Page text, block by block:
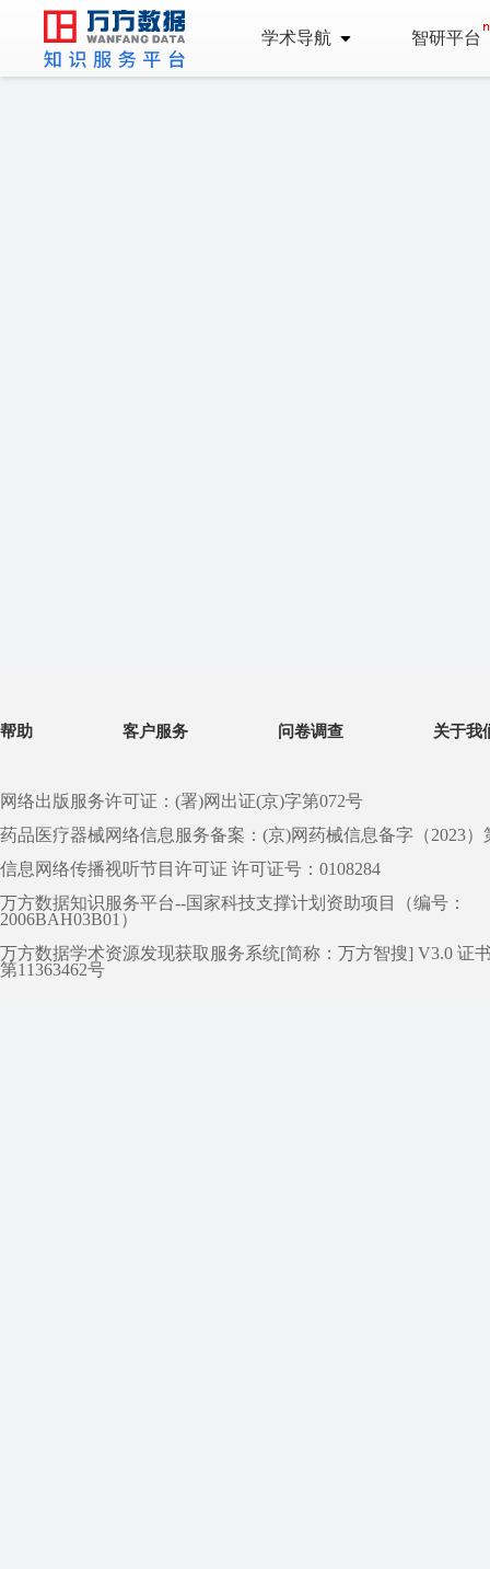
学术导航 智研平台
帮助 客户服务 问卷调查 关于我
网络出版服务许可证：(署)网出证(京)字第072号
药品医疗器械网络信息服务备案：(京)网药械信息备字（2023）
信息网络传播视听节目许可证 许可证号：0108284
万方数据知识服务平台--国家科技支撑计划资助项目（编号：
2006BAH03B01）
万方数据学术资源发现获取服务系统[简称：万方智搜] V3.0 证
第11363462号